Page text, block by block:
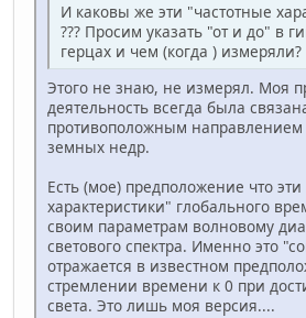
И каковы же эти "частотные
??? Просим указать "от и до" в
герцах и чем (когда ) измеряли?
Этого не знаю, не измерял. Моя
деятельность всегда была
противоположным направлением
земных недр.
Есть (мое) предположение что
характеристики" глобального
своим параметрам волновому
светового спектра. Именно это
отражается в известном
стремлении времени к 0 при
света. Это лишь моя версия....